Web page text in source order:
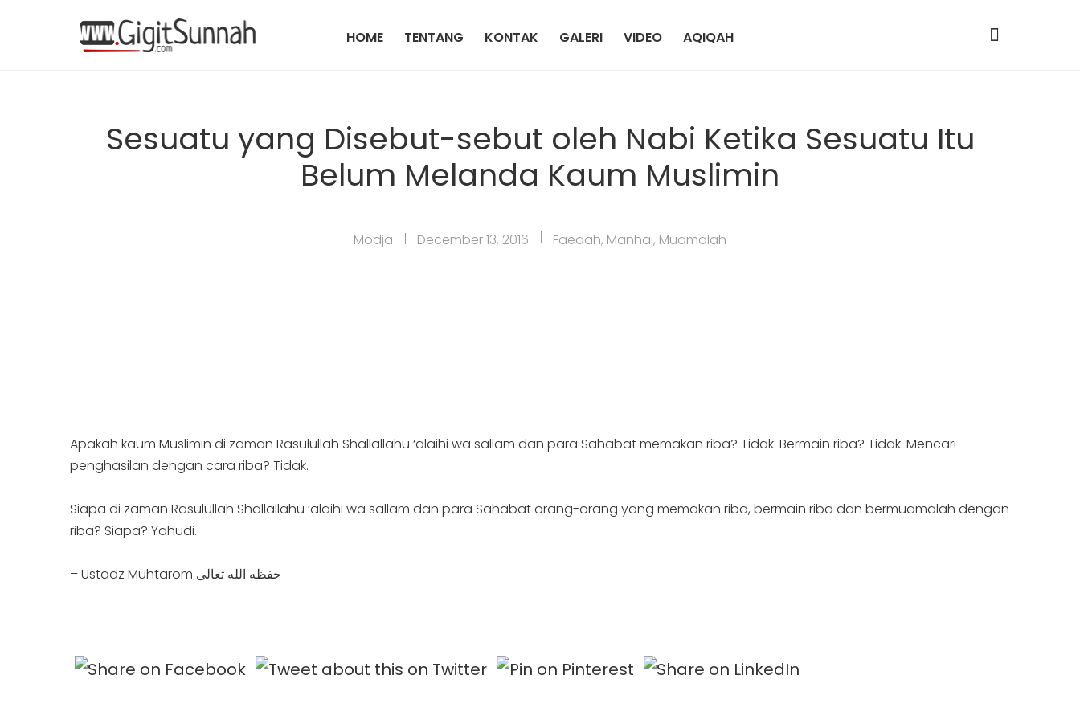
HOME TENTANG KONTAK GALERI VIDEO AQIQAH
Sesuatu yang Disebut-sebut oleh Nabi Ketika Sesuatu Itu
Belum Melanda Kaum Muslimin
Modja December 13, 2016 Faedah, Manhaj, Muamalah
Apakah kaum Muslimin di zaman Rasulullah Shallallahu ‘alaihi wa sallam dan para Sahabat memakan riba? Tidak. Bermain riba? Tidak. Mencari
penghasilan dengan cara riba? Tidak.
Siapa di zaman Rasulullah Shallallahu ‘alaihi wa sallam dan para Sahabat orang-orang yang memakan riba, bermain riba dan bermuamalah dengan
riba? Siapa? Yahudi.
– Ustadz Muhtarom حفظه الله تعالى